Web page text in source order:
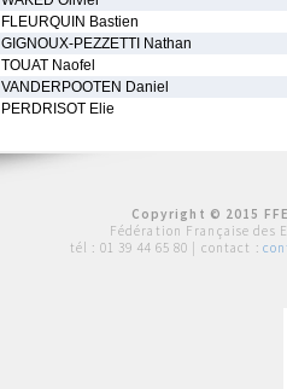
FLEURQUIN Bastien
GIGNOUX-PEZZETTI Nathan
TOUAT Naofel
VANDERPOOTEN Daniel
PERDRISOT Elie
Copyright © 2015
Fédération Française des
tél : 01 39 44 65 80 | contact :